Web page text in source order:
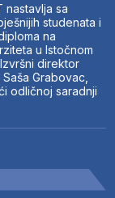
nastavlja sa
studenata i
na
u Istočnom
direktor
Grabovac,
odličnoj saradnji